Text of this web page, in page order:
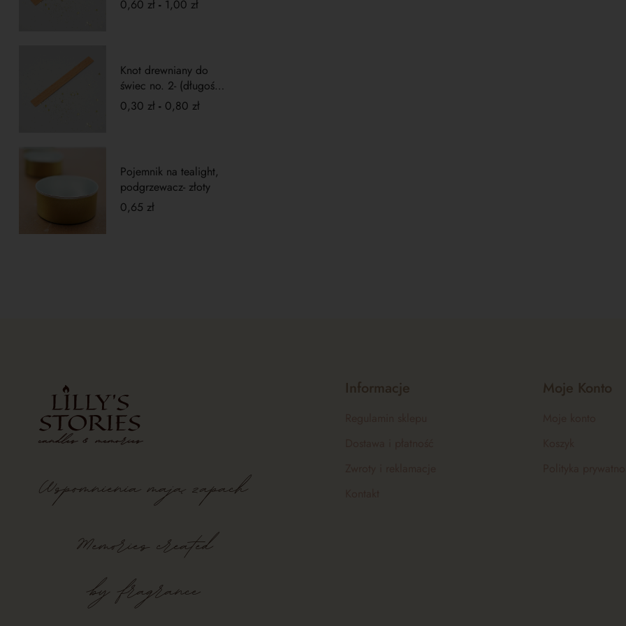
0,60 zł - 1,00 zł
Knot drewniany do
świec no. 2- (długość
5cm)
0,30 zł - 0,80 zł
Pojemnik na tealight,
podgrzewacz- złoty
0,65 zł
Wspomnieniamajązapach
Memories created
by fragrance
Informacje Moje Konto